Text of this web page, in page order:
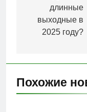
длинные
выходные в
2025 году?
Похожие